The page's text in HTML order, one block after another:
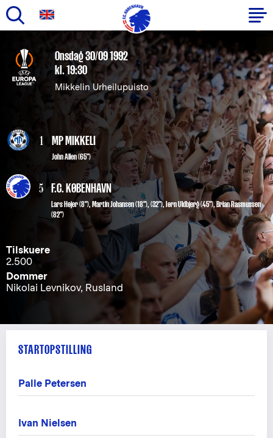
hovedindhold
Primær
navigation
Onsdag 30/09 1992
kl. 19:30
Mikkelin Urheilupuisto
1 MP MIKKELI
John Allen (65")
5 F.C. KØBENHAVN
Lars Højer(8"),Martin Johansen(18"), (32"),Iørn Uldbjerg(45"),Brian Rasmussen
(82")
Tilskuere
2.500
Dommer
Nikolai Levnikov, Rusland
STARTOPSTILLING
Palle Petersen
Ivan Nielsen